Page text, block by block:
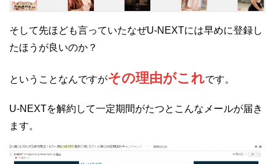
そして先ほども言っていたなぜU-NEXTには早めに登録し
たほうが良いのか？
ということなんですがその理由がこれです。
U-NEXTを解約して一定期間がたつとこんなメールが届き
ます。